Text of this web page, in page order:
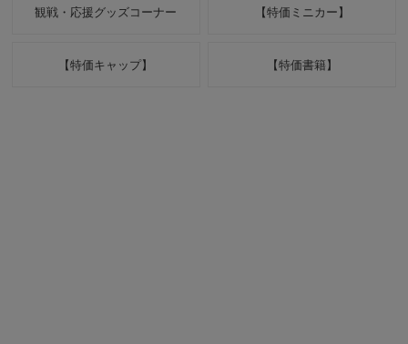
観戦・応援グッズコーナー 【特価ミニカー】
【特価キャップ】 【特価書籍】